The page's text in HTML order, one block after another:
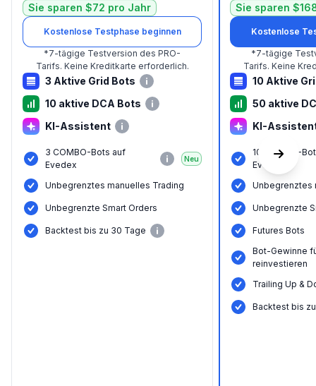
Sie sparen $72 pro Jahr
Kostenlose Testphase beginnen
*7-tägige Testversion des PRO-
Tarifs. Keine Kreditkarte erforderlich.
3 Aktive Grid Bots
10 aktive DCA Bots
KI-Assistent
3 COMBO-Bots auf
Evedex
Neu
Unbegrenztes manuelles Trading
Unbegrenzte Smart Orders
Backtest bis zu 30 Tage
Sie sparen
Kostenlose
*7-tägige
Tarifs. Keine
10 Aktive
50 aktive
KI-
10 COMBO-
Evedex
Unbegrenztes
Unbegrenzte
Futures Bots
Bot-Gewinne
reinvestieren
Trailing Up &
Backtest bis